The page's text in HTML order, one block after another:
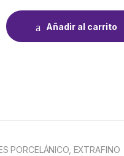
180 MM quantity
Añadir al carrito
PORCELÁNICO, EXTRAFINO